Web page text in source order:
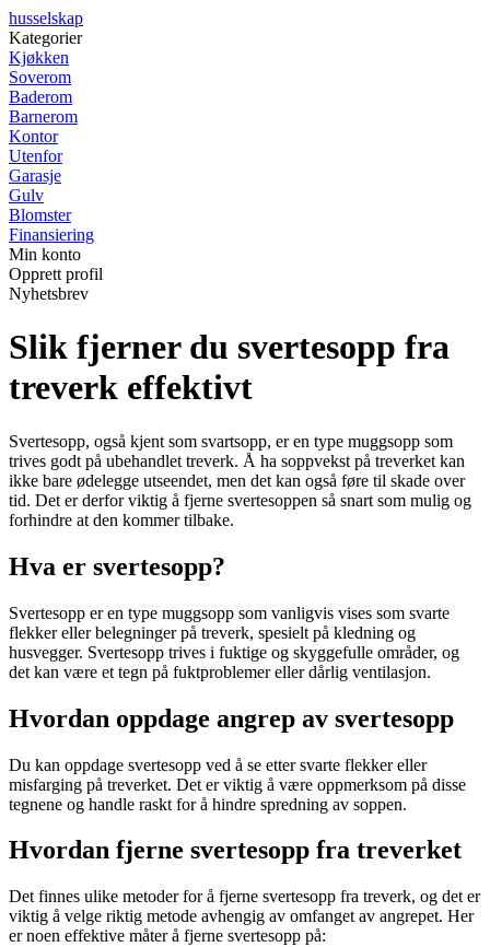
husselskap
Kategorier
Kjøkken
Soverom
Baderom
Barnerom
Kontor
Utenfor
Garasje
Gulv
Blomster
Finansiering
Min konto
Opprett profil
Nyhetsbrev
Slik fjerner du svertesopp fra
treverk effektivt
Svertesopp, også kjent som svartsopp, er en type muggsopp som
trives godt på ubehandlet treverk. Å ha soppvekst på treverket kan
ikke bare ødelegge utseendet, men det kan også føre til skade over
tid. Det er derfor viktig å fjerne svertesoppen så snart som mulig og
forhindre at den kommer tilbake.
Hva er svertesopp?
Svertesopp er en type muggsopp som vanligvis vises som svarte
flekker eller belegninger på treverk, spesielt på kledning og
husvegger. Svertesopp trives i fuktige og skyggefulle områder, og
det kan være et tegn på fuktproblemer eller dårlig ventilasjon.
Hvordan oppdage angrep av svertesopp
Du kan oppdage svertesopp ved å se etter svarte flekker eller
misfarging på treverket. Det er viktig å være oppmerksom på disse
tegnene og handle raskt for å hindre spredning av soppen.
Hvordan fjerne svertesopp fra treverket
Det finnes ulike metoder for å fjerne svertesopp fra treverk, og det er
viktig å velge riktig metode avhengig av omfanget av angrepet. Her
er noen effektive måter å fjerne svertesopp på: